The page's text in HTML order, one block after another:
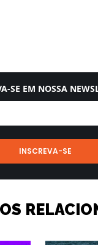
SE EM NOSSA